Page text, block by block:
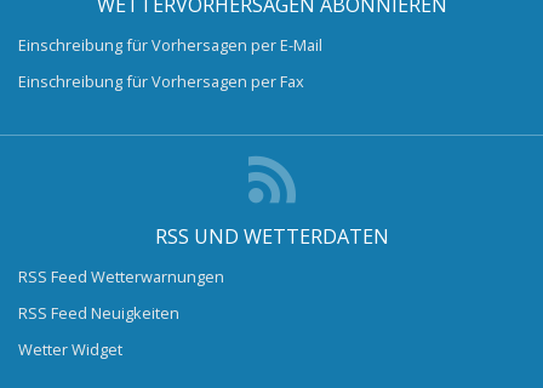
Einschreibung für Vorhersagen per E-Mail
Einschreibung für Vorhersagen per Fax
RSS UND WETTERDATEN
RSS Feed Wetterwarnungen
RSS Feed Neuigkeiten
Wetter Widget